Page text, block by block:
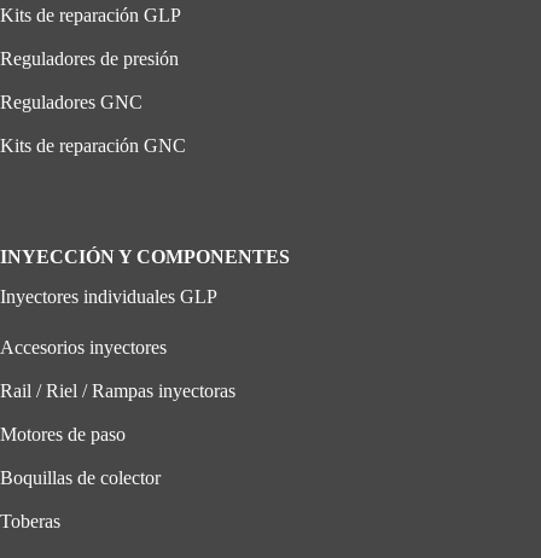
Kits de reparación GLP
Reguladores de presión
Reguladores GNC
Kits de reparación GNC
INYECCIÓN Y COMPONENTES
Inyectores individuales GLP
Accesorios inyectores
Rail / Riel / Rampas inyectoras
Motores de paso
Boquillas de colector
Toberas